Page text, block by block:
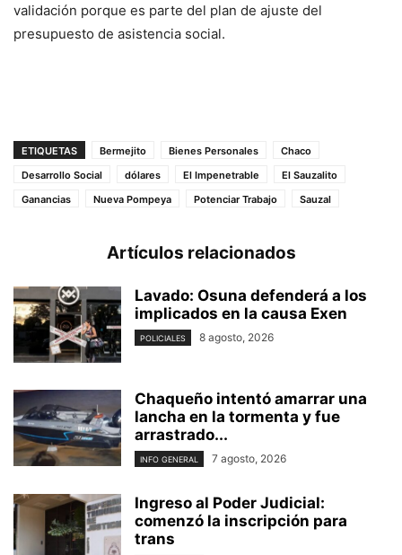
validación porque es parte del plan de ajuste del
presupuesto de asistencia social.
ETIQUETAS Bermejito Bienes Personales
Chaco
Desarrollo Social
dólares El Impenetrable
El Sauzalito
Ganancias
Nueva Pompeya Potenciar Trabajo Sauzal
Artículos relacionados
Lavado: Osuna defenderá a los
implicados en la causa Exen
POLICIALES 8 agosto, 2026
Chaqueño intentó amarrar una
lancha en la tormenta y fue
arrastrado...
INFO GENERAL 7 agosto, 2026
Ingreso al Poder Judicial:
comenzó la inscripción para
trans